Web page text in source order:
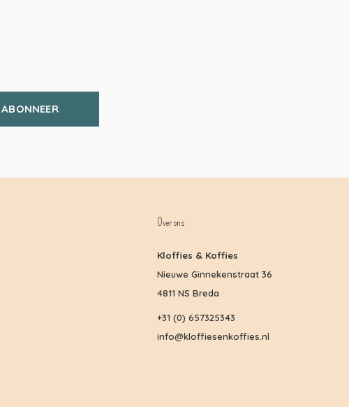
ABONNEER
Over ons
Kloffies & Koffies
Nieuwe Ginnekenstraat 36
4811 NS Breda
+31 (0) 657325343
info@kloffiesenkoffies.nl